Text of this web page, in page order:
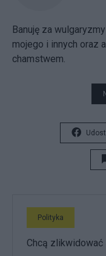
Banuję za
mojego i innych oraz
chamstwem.
Polityka
Chcą